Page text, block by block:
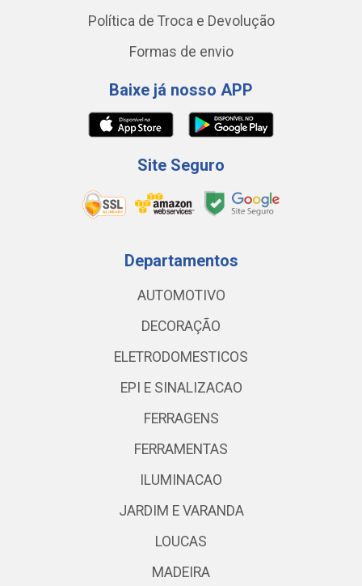
Política de Troca e Devolução
Formas de envio
Baixe já nosso APP
Site Seguro
Departamentos
AUTOMOTIVO
DECORAÇÃO
ELETRODOMESTICOS
EPI E SINALIZACAO
FERRAGENS
FERRAMENTAS
ILUMINACAO
JARDIM E VARANDA
LOUCAS
MADEIRA